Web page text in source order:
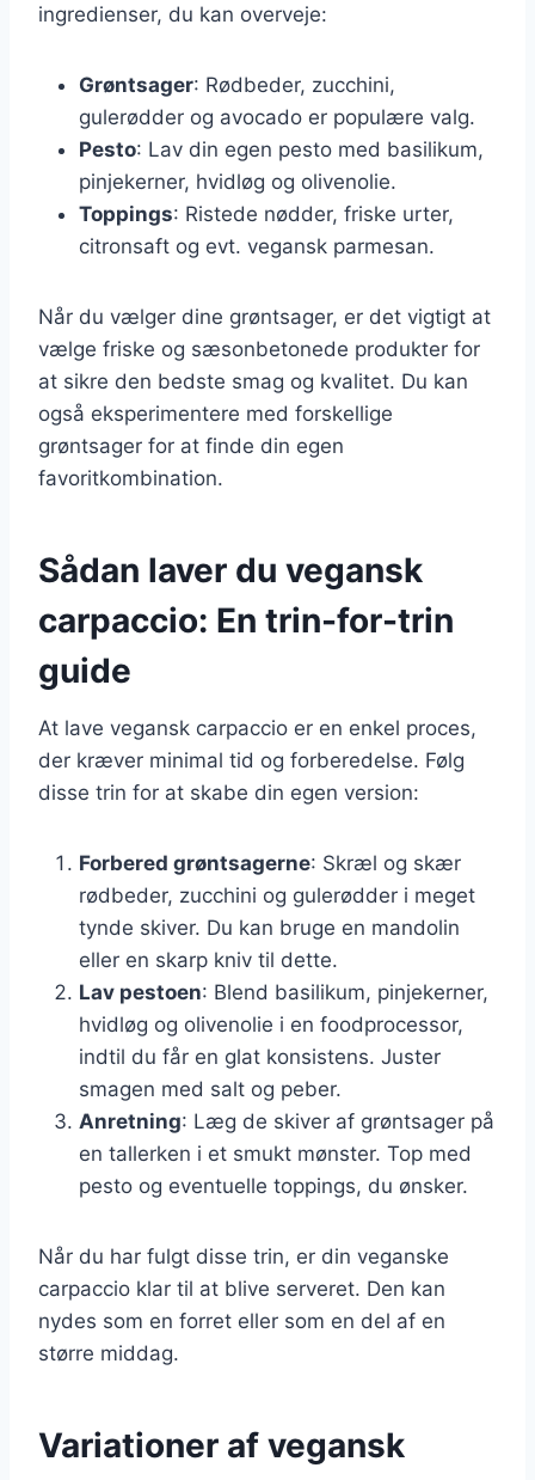
ingredienser, du kan overveje:
Grøntsager: Rødbeder, zucchini,
gulerødder og avocado er populære valg.
Pesto: Lav din egen pesto med basilikum,
pinjekerner, hvidløg og olivenolie.
Toppings: Ristede nødder, friske urter,
citronsaft og evt. vegansk parmesan.
Når du vælger dine grøntsager, er det vigtigt at
vælge friske og sæsonbetonede produkter for
at sikre den bedste smag og kvalitet. Du kan
også eksperimentere med forskellige
grøntsager for at finde din egen
favoritkombination.
Sådan laver du vegansk
carpaccio: En trin-for-trin
guide
At lave vegansk carpaccio er en enkel proces,
der kræver minimal tid og forberedelse. Følg
disse trin for at skabe din egen version:
Forbered grøntsagerne: Skræl og skær
rødbeder, zucchini og gulerødder i meget
tynde skiver. Du kan bruge en mandolin
eller en skarp kniv til dette.
Lav pestoen: Blend basilikum, pinjekerner,
hvidløg og olivenolie i en foodprocessor,
indtil du får en glat konsistens. Juster
smagen med salt og peber.
Anretning: Læg de skiver af grøntsager på
en tallerken i et smukt mønster. Top med
pesto og eventuelle toppings, du ønsker.
Når du har fulgt disse trin, er din veganske
carpaccio klar til at blive serveret. Den kan
nydes som en forret eller som en del af en
større middag.
Variationer af vegansk